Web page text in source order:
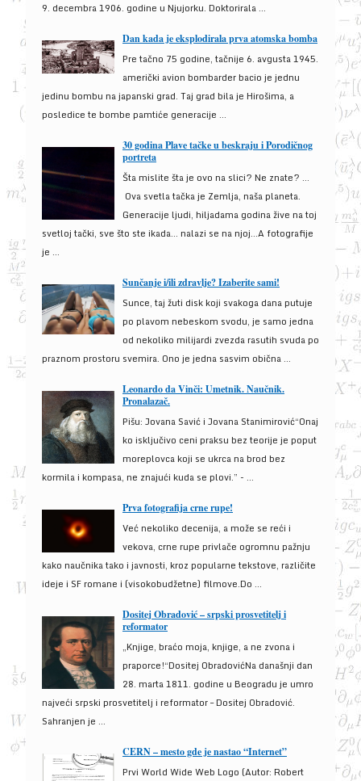
9. decembra 1906. godine u Njujorku. Doktorirala ...
Dan kada je eksplodirala prva atomska bomba
Pre tačno 75 godine, tačnije 6. avgusta 1945.
američki avion bombarder bacio je jednu
jedinu bombu na japanski grad. Taj grad bila je Hirošima, a
posledice te bombe pamtiće generacije ...
30 godina Plave tačke u beskraju i Porodičnog
portreta
Šta mislite šta je ovo na slici? Ne znate? …
Ova svetla tačka je Zemlja, naša planeta.
Generacije ljudi, hiljadama godina žive na toj
svetloj tački, sve što ste ikada… nalazi se na njoj…A fotografije
je ...
Sunčanje i/ili zdravlje? Izaberite sami!
Sunce, taj žuti disk koji svakoga dana putuje
po plavom nebeskom svodu, je samo jedna
od nekoliko milijardi zvezda rasutih svuda po
praznom prostoru svemira. Ono je jedna sasvim obična ...
Leonardo da Vinči: Umetnik. Naučnik.
Pronalazač.
Pišu: Jovana Savić i Jovana Stanimirović“Onaj
ko isključivo ceni praksu bez teorije je poput
moreplovca koji se ukrca na brod bez
kormila i kompasa, ne znajući kuda se plovi.” - ...
Prva fotografija crne rupe!
Već nekoliko decenija, a može se reći i
vekova, crne rupe privlače ogromnu pažnju
kako naučnika tako i javnosti, kroz popularne tekstove, različite
ideje i SF romane i (visokobudžetne) filmove.Do ...
Dositej Obradović – srpski prosvetitelj i
reformator
„Knjige, braćo moja, knjige, a ne zvona i
praporce!“Dositej ObradovićNa današnji dan
28. marta 1811. godine u Beogradu je umro
najveći srpski prosvetitelj i reformator – Dositej Obradović.
Sahranjen je ...
CERN – mesto gde je nastao “Internet”
Prvi World Wide Web Logo (Autor: Robert